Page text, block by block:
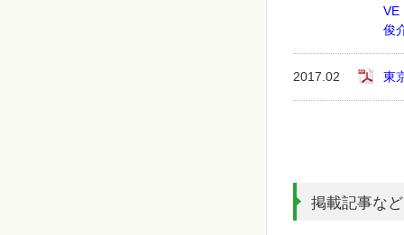
VE
俊
2017.02 東
掲載記事など